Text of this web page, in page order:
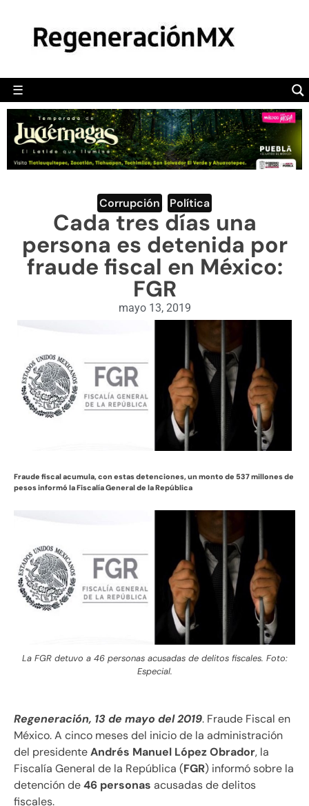
☰
POLÍTICA
CAMALEÓN
OPINIÓN
DEPORTES
ENGLISH SECTION
VIDEOS
Corrupción Política
Cada tres días una
persona es detenida por
fraude fiscal en México:
FGR
mayo 13, 2019
Fraude fiscal acumula, con estas detenciones, un monto de 537 millones de
pesos informó la Fiscalía General de la República
La FGR detuvo a 46 personas acusadas de delitos fiscales. Foto:
Especial.
Regeneración, 13 de mayo del 2019. Fraude Fiscal en
México. A cinco meses del inicio de la administración
del presidenteAndrés Manuel López Obrador, la
Fiscalía General de la República (FGR) informó sobre la
detención de46 personas acusadas de delitos
fiscales.